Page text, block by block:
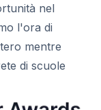
nel
l'ora di
mentre
di scuole